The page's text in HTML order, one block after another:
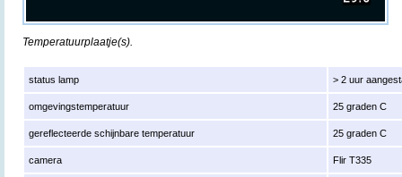
Temperatuurplaatje(s).
status lamp > 2 uur
omgevingstemperatuur 25 graden C
gereflecteerde schijnbare temperatuur 25 graden C
camera Flir T335